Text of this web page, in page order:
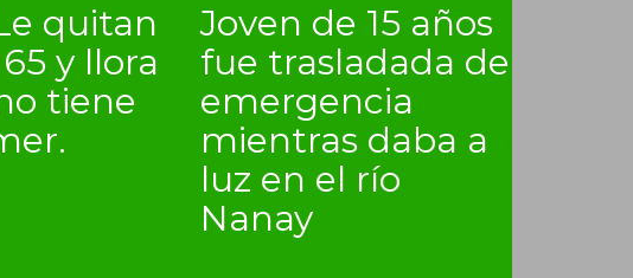
quitan
y llora
tiene
Joven de 15 años
fue trasladada de
emergencia
mientras daba a
luz en el río
Nanay